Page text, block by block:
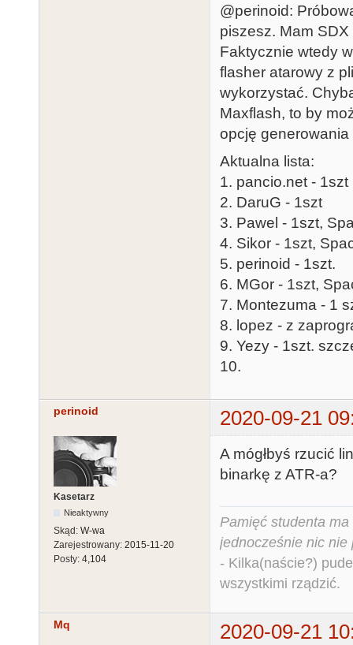
@perinoid:
piszesz. Mam
Faktycznie wtedy
flasher atarowy z
wykorzystać.
Maxflash, to by
opcję generowania
Aktualna lista:
1. pancio.net - 1szt
2. DaruG - 1szt
3. Pawel - 1szt,
4. Sikor - 1szt,
5. perinoid - 1szt.
6. MGor - 1szt,
7. Montezuma - 1
8. lopez - z
9. Yezy - 1szt.
10.
perinoid 2020-09-21
Kasetarz
Nieaktywny
Skąd: W-wa
Zarejestrowany: 2015-11-20
Posty: 4,104
A mógłbyś rzucić
binarkę z ATR-a?
Pamięć studenta
jednocześnie nic nie
- Kilka(naście?)
wszystkimi rządzić.
Mq 2020-09-21